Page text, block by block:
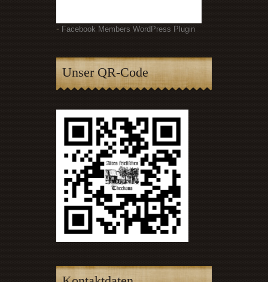
- Facebook Members WordPress Plugin
Unser QR-Code